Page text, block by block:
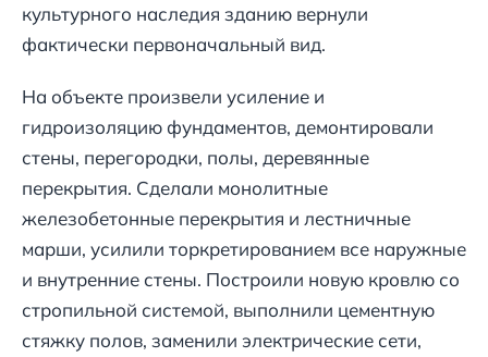
культурного наследия зданию вернули
фактически первоначальный вид.
На объекте произвели усиление и
гидроизоляцию фундаментов, демонтировали
стены, перегородки, полы, деревянные
перекрытия. Сделали монолитные
железобетонные перекрытия и лестничные
марши, усилили торкретированием все наружные
и внутренние стены. Построили новую кровлю со
стропильной системой, выполнили цементную
стяжку полов, заменили электрические сети,